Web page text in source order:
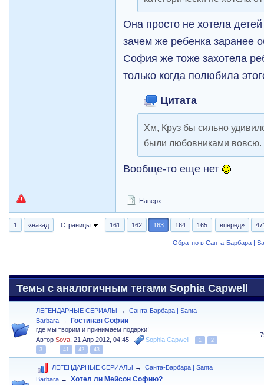
Она просто не хотела
зачем же ребенка заранее
София же тоже захотела
только когда полюбила
Цитата
Хм, Круз бы сильно
были любовниками вовсю.
Вообще-то еще нет
Наверх
1 «назад Страницы 161 162 163 164 165 вперед»
Обратно в Санта-Барбара |
Темы с аналогичным тегами Sophia Capwell
ЛЕГЕНДАРНЫЕ СЕРИАЛЫ →
Санта-Барбара | Santa
Barbara → Гостиная Софии
где мы творим и принимаем подарки!
АвторSova ,21 Апр 2012, 04:45 Sophia Capwell 1
2
3
41 42 43
ЛЕГЕНДАРНЫЕ СЕРИАЛЫ →
Санта-Барбара | Santa
Barbara → Хотел ли Мейсон Софию?